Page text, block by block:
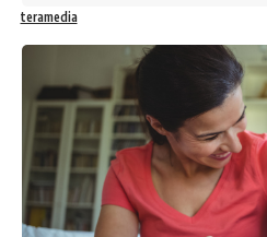
teramedia